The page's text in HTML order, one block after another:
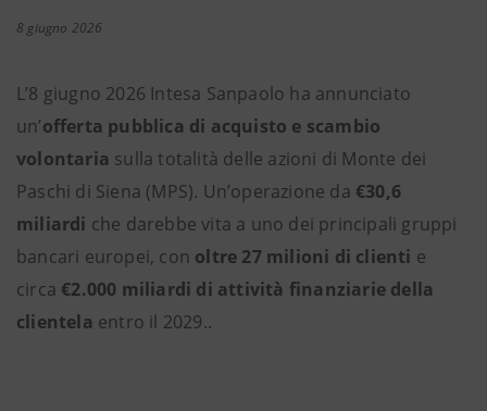
8 giugno 2026
L’8 giugno 2026 Intesa Sanpaolo ha annunciato
un’offerta pubblica di acquisto e scambio
volontaria sulla totalità delle azioni di Monte dei
Paschi di Siena (MPS). Un’operazione da €30,6
miliardi che darebbe vita a uno dei principali gruppi
bancari europei, con oltre 27 milioni di clienti e
circa €2.000 miliardi di attività finanziarie della
clientela entro il 2029..